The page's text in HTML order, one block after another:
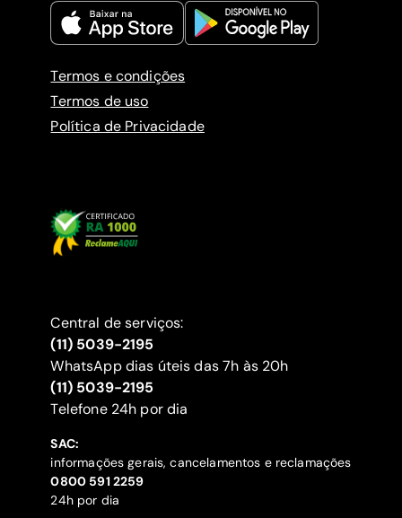
Termos e condições
Termos de uso
Política de Privacidade
Central de serviços:
(11) 5039-2195
WhatsApp dias úteis das 7h às 20h
(11) 5039-2195
‍Telefone 24h por dia
SAC:
informações gerais, cancelamentos e reclamações
‍0800 591 2259
24h por dia